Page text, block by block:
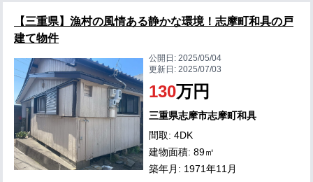
【三重県】漁村の風情ある静かな環境！志摩町和具の戸
建て物件
公開日:2025/05/04
更新日:2025/07/03
130万円
三重県志摩市志摩町和具
間取: 4DK
建物面積: 89㎡
築年月: 1971年11月